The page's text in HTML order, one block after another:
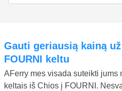
gauti geriausią kainą už savo Chios į
FOURNI keltu
AFerry mes visada suteikti jums
keltais iš Chios į FOURNI.